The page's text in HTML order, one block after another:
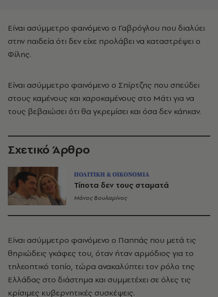
Είναι ασύμμετρο φαινόμενο ο Γαβρόγλου που διαλύει
στην παιδεία ότι δεν είχε προλάβει να καταστρέψει ο
Φίλης.
Είναι ασύμμετρο φαινόμενο ο Σπίρτζης που σπεύδει
στους καμένους και χαροκαμένους στο Μάτι για να
τους βεβαιώσει ότι θα γκρεμίσει και όσα δεν κάηκαν.
Σχετικό Άρθρο
ΠΟΛΙΤΙΚΗ & ΟΙΚΟΝΟΜΙΑ
Τίποτα δεν τους σταματά
Μάνος Βουλαρίνος
Είναι ασύμμετρο φαινόμενο ο Παππάς που μετά τις
θηριώδεις γκάφες του, όταν ήταν αρμόδιος για το
τηλεοπτικό τοπίο, τώρα ανακαλύπτει τον ρόλο της
Ελλάδας στο διάστημα και συμμετέχει σε όλες τις
κρίσιμες κυβερνητικές συσκέψεις.